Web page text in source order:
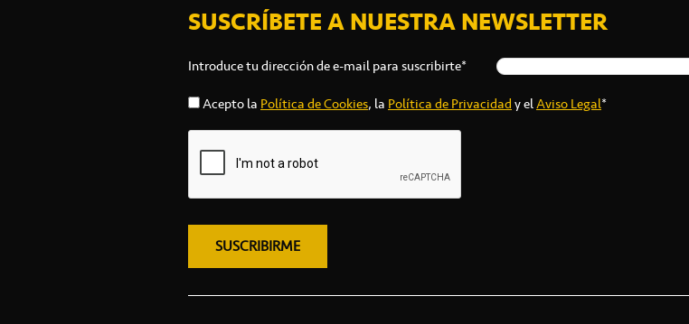
SUSCRÍBETE A NUESTRA NEWSLETTER
Introduce tu dirección de e-mail para suscribirte*
Acepto la Política de Cookies, la Política de Privacidady elAviso Legal*